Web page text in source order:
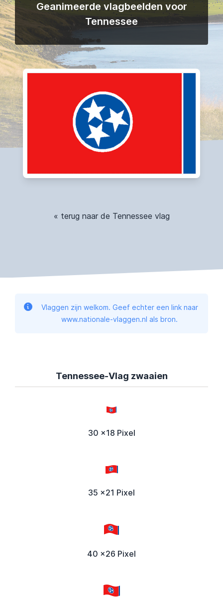
Geanimeerde vlagbeelden voor
Tennessee
« terug naar de Tennessee vlag
Vlaggen zijn welkom. Geef echter een link naar
www.nationale-vlaggen.nl als bron.
Tennessee-Vlag zwaaien
30 x18 Pixel
35 x21 Pixel
40 x26 Pixel